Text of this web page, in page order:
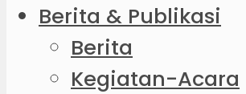
Berita & Publikasi
Berita
Kegiatan-Acara